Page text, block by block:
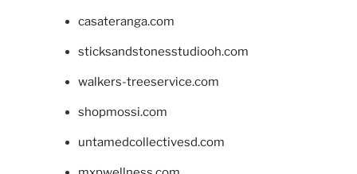
casateranga.com
sticksandstonesstudiooh.com
walkers-treeservice.com
shopmossi.com
untamedcollectivesd.com